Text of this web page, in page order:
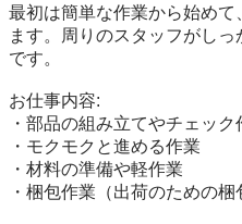
最初は簡単な作業から始め
ます。周りのスタッフがし
です。
お仕事内容:
・部品の組み立てやチェック
・モクモクと進める作業
・材料の準備や軽作業
・梱包作業（出荷のための梱